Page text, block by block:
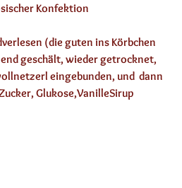
Konfektion
(die guten ins Körbchen
geschält, wieder getrocknet,
eingebunden, und  dann
Glukose,VanilleSirup